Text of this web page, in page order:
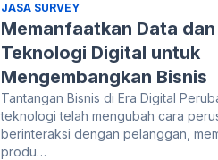
JASA SURVEY
Memanfaatkan Data dan
Teknologi Digital untuk
Mengembangkan Bisnis
Tantangan Bisnis di Era Digital
teknologi telah mengubah cara
berinteraksi dengan pelanggan,
produ…